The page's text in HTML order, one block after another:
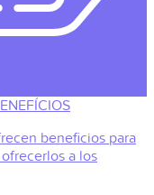
beneficios para
a los